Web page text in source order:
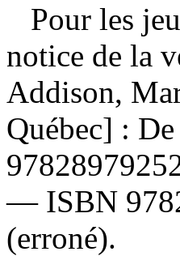
Pour les
notice de la
Addison,
Québec] :
— ISBN
(erroné).